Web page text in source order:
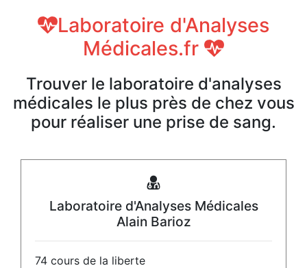
Laboratoire d'Analyses
Médicales.fr
Trouver le laboratoire d'analyses
médicales le plus près de chez vous
pour réaliser une prise de sang.
Laboratoire d'Analyses Médicales
Alain Barioz
74 cours de la liberte